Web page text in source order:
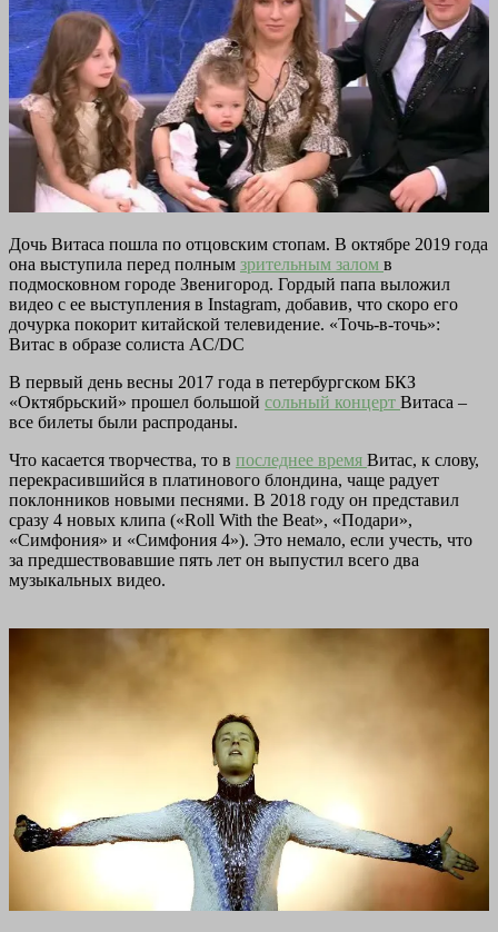
Дочь Витаса пошла по отцовским стопам. В октябре 2019 года
она выступила перед полным зрительным залом в
подмосковном городе Звенигород. Гордый папа выложил
видео с ее выступления в Instagram, добавив, что скоро его
дочурка покорит китайской телевидение. «Точь-в-точь»:
Витас в образе солиста AC/DC
В первый день весны 2017 года в петербургском БКЗ
«Октябрьский» прошел большой сольный концерт Витаса –
все билеты были распроданы.
Что касается творчества, то в последнее время Витас, к слову,
перекрасившийся в платинового блондина, чаще радует
поклонников новыми песнями. В 2018 году он представил
сразу 4 новых клипа («Roll With the Beat», «Подари»,
«Симфония» и «Симфония 4»). Это немало, если учесть, что
за предшествовавшие пять лет он выпустил всего два
музыкальных видео.